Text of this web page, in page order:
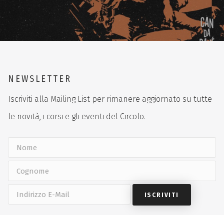
NEWSLETTER
Iscriviti alla Mailing List per rimanere aggiornato su tutte
le novità, i corsi e gli eventi del Circolo.